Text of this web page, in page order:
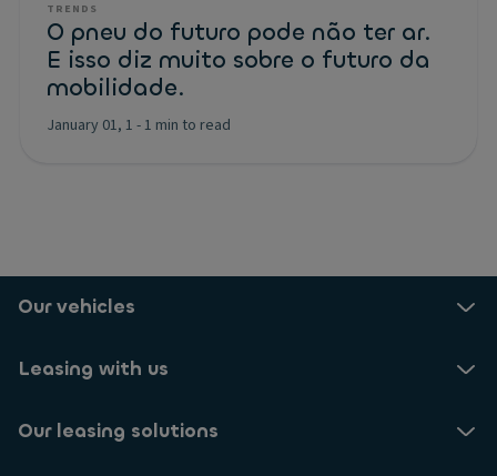
TRENDS
O pneu do futuro pode não ter ar.
E isso diz muito sobre o futuro da
mobilidade.
January 01, 1 - 1 min to read
Our vehicles
Leasing with us
Our leasing solutions